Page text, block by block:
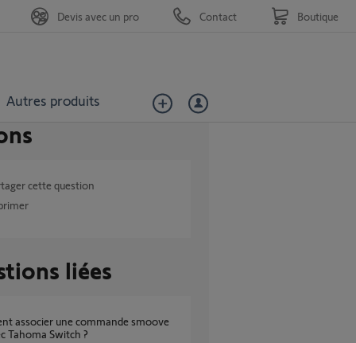
Autres produits
Devis avec un pro Contact Boutique
cette question
liées
Tahoma Switch ?